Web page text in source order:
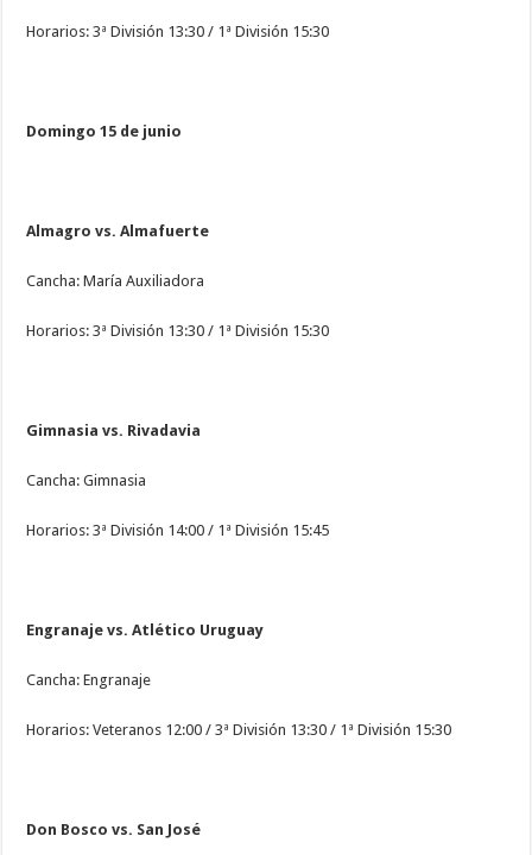
Horarios: 3ª División 13:30 / 1ª División 15:30
Domingo 15 de junio
Almagro vs. Almafuerte
Cancha: María Auxiliadora
Horarios: 3ª División 13:30 / 1ª División 15:30
Gimnasia vs. Rivadavia
Cancha: Gimnasia
Horarios: 3ª División 14:00 / 1ª División 15:45
Engranaje vs. Atlético Uruguay
Cancha: Engranaje
Horarios: Veteranos 12:00 / 3ª División 13:30 / 1ª División 15:30
Don Bosco vs. San José